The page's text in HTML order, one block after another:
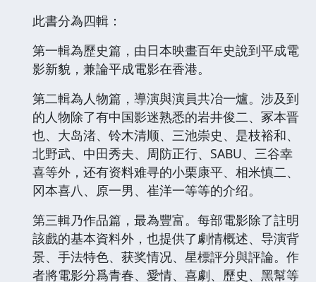
此書分為四輯：
第一輯為歷史篇，由日本映畫百年史說到平成電
影新貌，兼論平成電影在香港。
第二輯為人物篇，導演與演員共冶一爐。涉及到
的人物除了有中国影迷熟悉的岩井俊二、冢本晋
也、大岛渚、铃木清顺、三池崇史、是枝裕和、
北野武、中田秀夫、周防正行、SABU、三谷幸
喜等外，还有资料难寻的小栗康平、相米慎二、
冈本喜八、原一男、崔洋一等等的介绍。
第三輯乃作品篇，最為豐富。每部電影除了註明
該戲的基本資料外，也提供了劇情概述、导演背
景、手法特色、获奖情况、星標評分與評論。作
者將電影分爲青春、愛情、喜劇、歷史、黑幫等